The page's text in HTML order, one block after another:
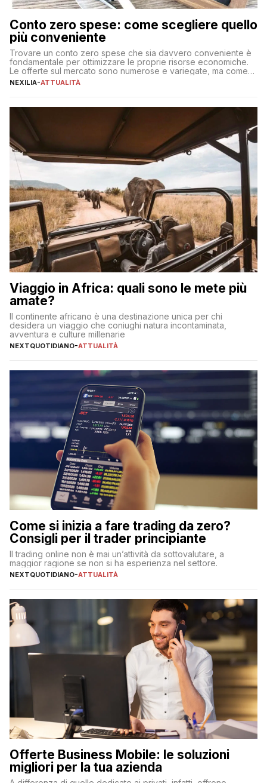
Conto zero spese: come scegliere quello
più conveniente
Trovare un conto zero spese che sia davvero conveniente è
fondamentale per ottimizzare le proprie risorse economiche.
Le offerte sul mercato sono numerose e variegate, ma come
individuare quella più adatta alle proprie esigenze senza
sul […]
NEXILIA-ATTUALITÀ
Viaggio in Africa: quali sono le mete più
amate?
Il continente africano è una destinazione unica per chi
desidera un viaggio che coniughi natura incontaminata,
avventura e culture millenarie
NEXTQUOTIDIANO-ATTUALITÀ
Come si inizia a fare trading da zero?
Consigli per il trader principiante
Il trading online non è mai un’attività da sottovalutare, a
maggior ragione se non si ha esperienza nel settore.
NEXTQUOTIDIANO-ATTUALITÀ
Offerte Business Mobile: le soluzioni
migliori per la tua azienda